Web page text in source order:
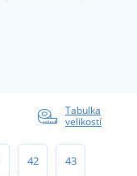
Tabulka
velikostí
42 43